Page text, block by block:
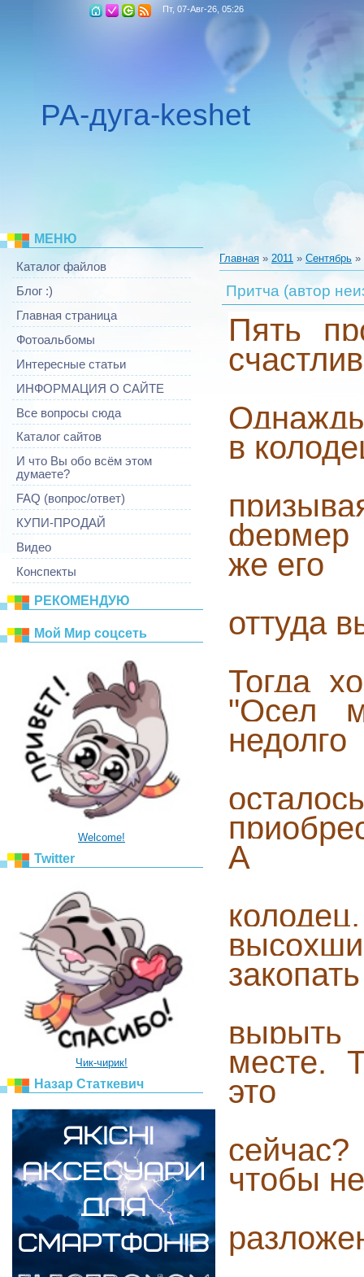
Пт, 07-Авг-26, 05:26
РА-дуга-keshet
МЕНЮ
Каталог файлов
Блог :)
Главная страница
Фотоальбомы
Интересные статьи
ИНФОРМАЦИЯ О САЙТЕ
Все вопросы сюда
Каталог сайтов
И что Вы обо всём этом
думаете?
FAQ (вопрос/ответ)
КУПИ-ПРОДАЙ
Видео
Конспекты
РЕКОМЕНДУЮ
Mой Mир соцсеть
Welcome!
Twitter
Чик-чирик!
Назар Статкевич
Главная » 2011 » Сентябрь »
Притча (автор
Пять
в
фермер
же его
оттуда
Тогда
"Осел
недолго
А
вырыть
месте.
это
чтобы